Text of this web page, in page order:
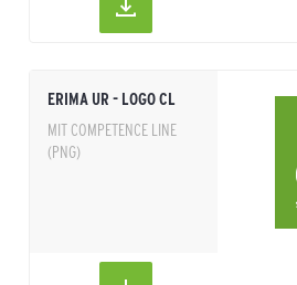
ERIMA UR - LOGO CL
MIT COMPETENCE LINE
(PNG)